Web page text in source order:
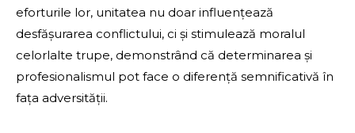
eforturile lor, unitatea nu doar influențează
desfășurarea conflictului, ci și stimulează moralul
celorlalte trupe, demonstrând că determinarea și
profesionalismul pot face o diferență semnificativă în
fața adversității.